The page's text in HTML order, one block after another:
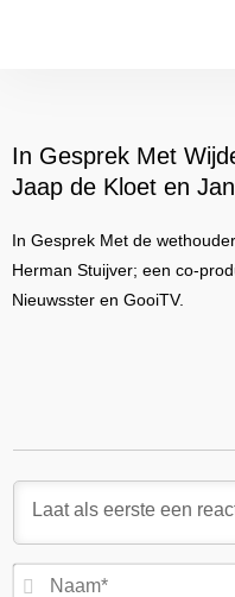
In Gesprek Met
Jaap de Kloet en
In Gesprek Met de
Herman Stuijver; een co-
Nieuwsster en GooiTV.